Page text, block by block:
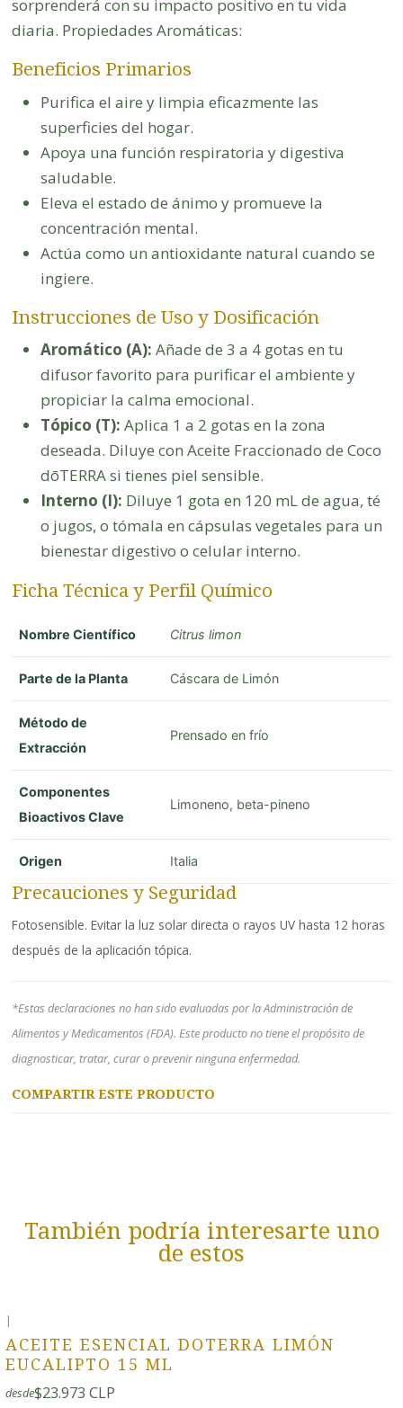
sorprenderá con su impacto positivo en tu vida
diaria. Propiedades Aromáticas:
Beneficios Primarios
Purifica el aire y limpia eficazmente las
superficies del hogar.
Apoya una función respiratoria y digestiva
saludable.
Eleva el estado de ánimo y promueve la
concentración mental.
Actúa como un antioxidante natural cuando se
ingiere.
Instrucciones de Uso y Dosificación
Aromático (A): Añade de 3 a 4 gotas en tu
difusor favorito para purificar el ambiente y
propiciar la calma emocional.
Tópico (T): Aplica 1 a 2 gotas en la zona
deseada. Diluye con Aceite Fraccionado de Coco
dōTERRA si tienes piel sensible.
Interno (I): Diluye 1 gota en 120 mL de agua, té
o jugos, o tómala en cápsulas vegetales para un
bienestar digestivo o celular interno.
Ficha Técnica y Perfil Químico
Nombre Científico Citrus limon
Parte de la Planta Cáscara de Limón
Método de
Extracción
Prensado en frío
Componentes
Bioactivos Clave
Limoneno, beta-pineno
Origen Italia
Precauciones y Seguridad
Fotosensible. Evitar la luz solar directa o rayos UV hasta 12 horas
después de la aplicación tópica.
*Estas declaraciones no han sido evaluadas por la Administración de
Alimentos y Medicamentos (FDA). Este producto no tiene el propósito de
diagnosticar, tratar, curar o prevenir ninguna enfermedad.
COMPARTIR ESTE PRODUCTO
También podría interesarte uno
de estos
|
ACEITE ESENCIAL DOTERRA LIMÓN
EUCALIPTO 15 ML
desde$23.973 CLP